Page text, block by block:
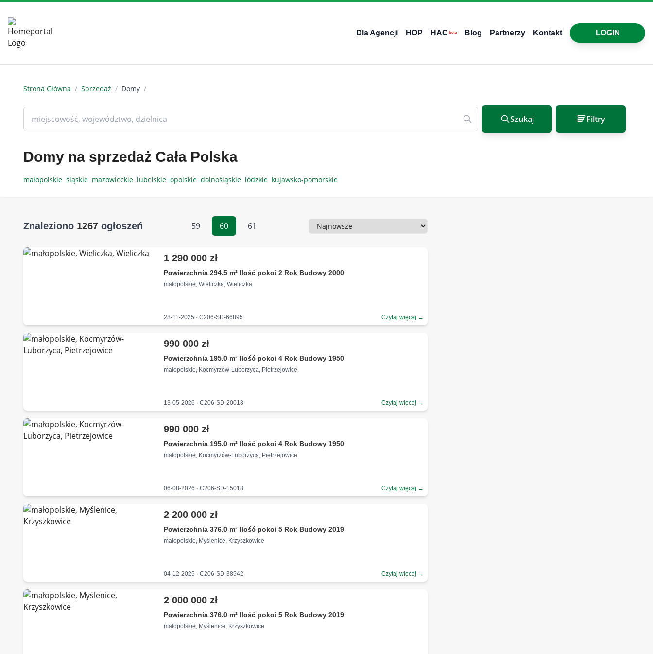
Dla Agencji HOP HAC beta Blog Partnerzy Kontakt LOGIN
Strona Główna / Sprzedaż / Domy /
Szukaj Filtry
Domy na sprzedaż Cała Polska
małopolskie śląskie mazowieckie lubelskie opolskie dolnośląskie łódzkie kujawsko-pomorskie
Znaleziono 1267 ogłoszeń 59 60 61 Sortowanie
1 290 000 zł
Powierzchnia 294.5 m² Ilość pokoi 2 Rok Budowy 2000
małopolskie, Wieliczka, Wieliczka
28-11-2025 · C206-SD-66895 Czytaj więcej →
990 000 zł
Powierzchnia 195.0 m² Ilość pokoi 4 Rok Budowy 1950
małopolskie, Kocmyrzów-Luborzyca, Pietrzejowice
13-05-2026 · C206-SD-20018 Czytaj więcej →
990 000 zł
Powierzchnia 195.0 m² Ilość pokoi 4 Rok Budowy 1950
małopolskie, Kocmyrzów-Luborzyca, Pietrzejowice
06-08-2026 · C206-SD-15018 Czytaj więcej →
2 200 000 zł
Powierzchnia 376.0 m² Ilość pokoi 5 Rok Budowy 2019
małopolskie, Myślenice, Krzyszkowice
04-12-2025 · C206-SD-38542 Czytaj więcej →
2 000 000 zł
Powierzchnia 376.0 m² Ilość pokoi 5 Rok Budowy 2019
małopolskie, Myślenice, Krzyszkowice